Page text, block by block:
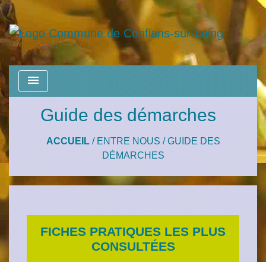
menu
Guide des démarches
ACCUEIL/ ENTRE NOUS /GUIDE DES
DÉMARCHES
FICHES PRATIQUES LES PLUS
CONSULTÉES